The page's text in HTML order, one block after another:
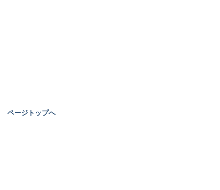
ページトップへ